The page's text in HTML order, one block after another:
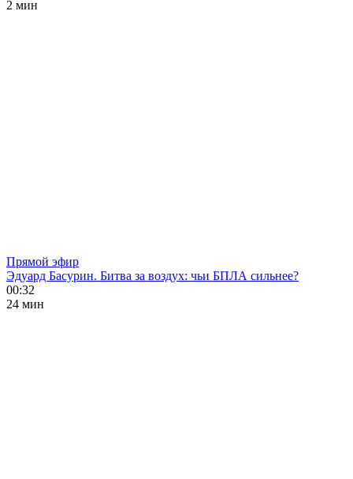
2 мин
Прямой эфир
Эдуард Басурин. Битва за воздух: чьи БПЛА сильнее?
00:32
24 мин